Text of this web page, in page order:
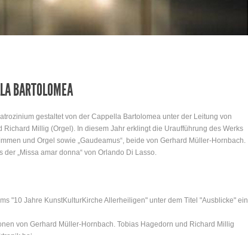
BARTOLOMEA
gestaltet von der Cappella Bartolomea unter der Leitung von
Millig (Orgel). In diesem Jahr erklingt die Uraufführung des Werks
und Orgel sowie „Gaudeamus“, beide von Gerhard Müller-Hornbach.
„Missa amar donna“ von Orlando Di Lasso.
"10 Jahre KunstKulturKirche Allerheiligen" unter dem Titel "Ausblicke" ein
von Gerhard Müller-Hornbach. Tobias Hagedorn und Richard Millig